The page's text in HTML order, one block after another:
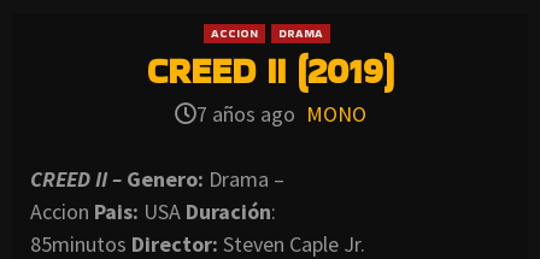
ACCION DRAMA
CREED II (2019)
7 años ago MONO
CREED II – Genero: Drama –
Accion Pais: USA Duración:
85minutos Director: Steven Caple Jr.